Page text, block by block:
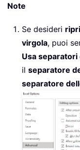
Note
Se desideri
virgola, puoi
Usa
il separatore
separatore